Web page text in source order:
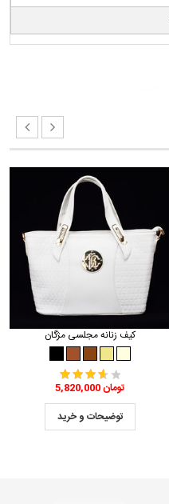
کیف زنانه مجلسی مژگان
5,820,000 تومان
توضیحات و خرید